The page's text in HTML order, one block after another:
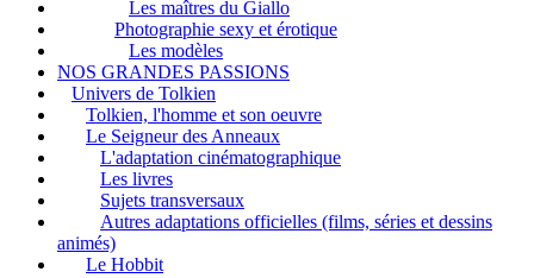
Les maîtres du Giallo
Photographie sexy et érotique
Les modèles
NOS GRANDES PASSIONS
Univers de Tolkien
Tolkien, l'homme et son oeuvre
Le Seigneur des Anneaux
L'adaptation cinématographique
Les livres
Sujets transversaux
Autres adaptations officielles (films, séries et dessins
animés)
Le Hobbit